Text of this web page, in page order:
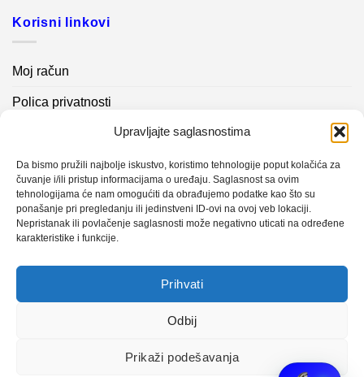
Upravljajte saglasnostima
Da bismo pružili najbolje iskustvo, koristimo tehnologije poput kolačića za
čuvanje i/ili pristup informacijama o uređaju. Saglasnost sa ovim
tehnologijama će nam omogućiti da obrađujemo podatke kao što su
ponašanje pri pregledanju ili jedinstveni ID-ovi na ovoj veb lokaciji.
Nepristanak ili povlačenje saglasnosti može negativno uticati na određene
karakteristike i funkcije.
Prihvati
Odbij
Prikaži podešavanja
Korisni linkovi
Moj račun
Polica privatnosti
Kontakt info
Novosti
Sistem mjerenja vibracija – papir mašina 4
Certificirani partner za održavanje